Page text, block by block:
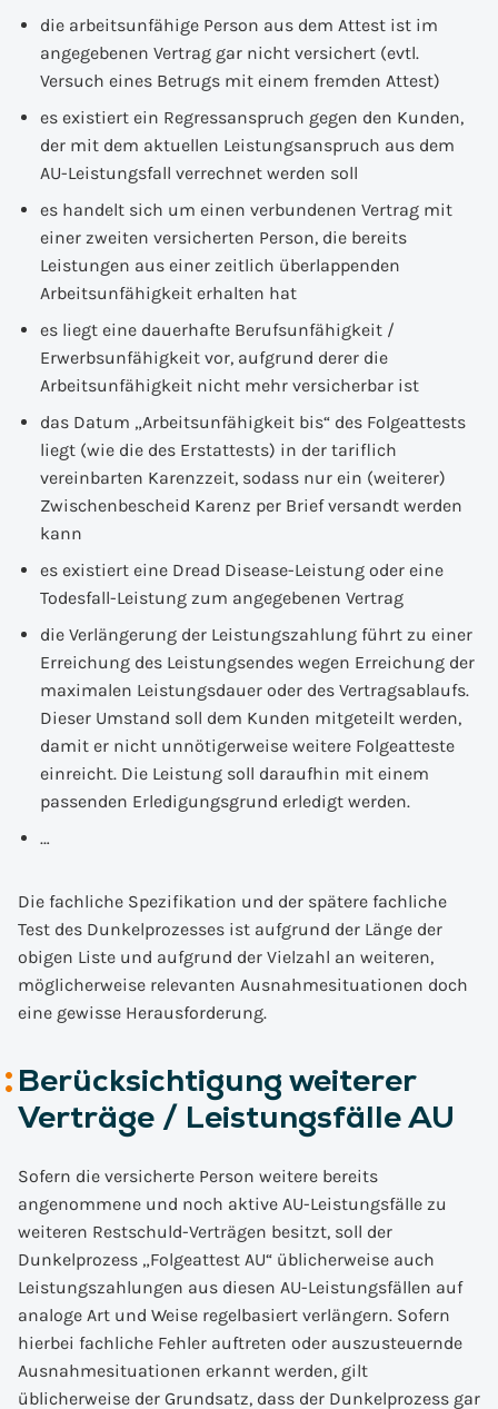
die arbeitsunfähige Person aus dem Attest ist im
angegebenen Vertrag gar nicht versichert (evtl.
Versuch eines Betrugs mit einem fremden Attest)
es existiert ein Regressanspruch gegen den Kunden,
der mit dem aktuellen Leistungsanspruch aus dem
AU-Leistungsfall verrechnet werden soll
es handelt sich um einen verbundenen Vertrag mit
einer zweiten versicherten Person, die bereits
Leistungen aus einer zeitlich überlappenden
Arbeitsunfähigkeit erhalten hat
es liegt eine dauerhafte Berufsunfähigkeit /
Erwerbsunfähigkeit vor, aufgrund derer die
Arbeitsunfähigkeit nicht mehr versicherbar ist
das Datum „Arbeitsunfähigkeit bis“ des Folgeattests
liegt (wie die des Erstattests) in der tariflich
vereinbarten Karenzzeit, sodass nur ein (weiterer)
Zwischenbescheid Karenz per Brief versandt werden
kann
es existiert eine Dread Disease-Leistung oder eine
Todesfall-Leistung zum angegebenen Vertrag
die Verlängerung der Leistungszahlung führt zu einer
Erreichung des Leistungsendes wegen Erreichung der
maximalen Leistungsdauer oder des Vertragsablaufs.
Dieser Umstand soll dem Kunden mitgeteilt werden,
damit er nicht unnötigerweise weitere Folgeatteste
einreicht. Die Leistung soll daraufhin mit einem
passenden Erledigungsgrund erledigt werden.
…
Die fachliche Spezifikation und der spätere fachliche
Test des Dunkelprozesses ist aufgrund der Länge der
obigen Liste und aufgrund der Vielzahl an weiteren,
möglicherweise relevanten Ausnahmesituationen doch
eine gewisse Herausforderung.
Berücksichtigung weiterer
Verträge / Leistungsfälle AU
Sofern die versicherte Person weitere bereits
angenommene und noch aktive AU-Leistungsfälle zu
weiteren Restschuld-Verträgen besitzt, soll der
Dunkelprozess „Folgeattest AU“ üblicherweise auch
Leistungszahlungen aus diesen AU-Leistungsfällen auf
analoge Art und Weise regelbasiert verlängern. Sofern
hierbei fachliche Fehler auftreten oder auszusteuernde
Ausnahmesituationen erkannt werden, gilt
üblicherweise der Grundsatz, dass der Dunkelprozess gar